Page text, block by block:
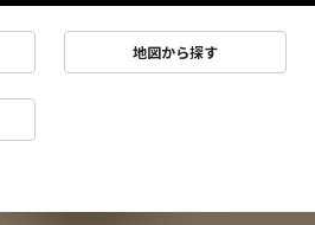
地図から探す